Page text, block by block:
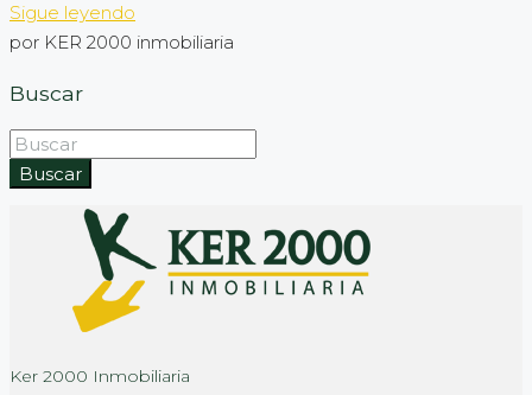
Sigue leyendo
por KER 2000 inmobiliaria
Buscar
Buscar
Ker 2000 Inmobiliaria